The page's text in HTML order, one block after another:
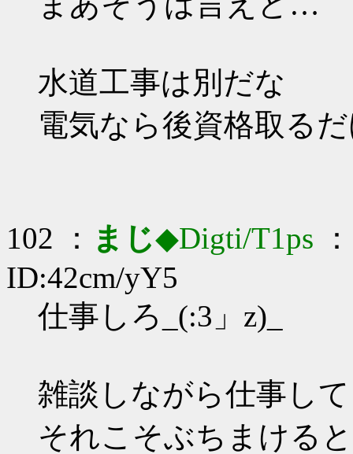
水道工事は別だな
電気なら後資格取る
102 ： まじ◆Digti/T1ps
ID:42cm/yY5
仕事しろ_(:3」z)_
雑談しながら仕事し
それこそぶちまける